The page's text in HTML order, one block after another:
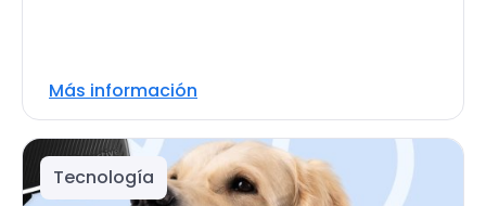
Más información
Tecnología